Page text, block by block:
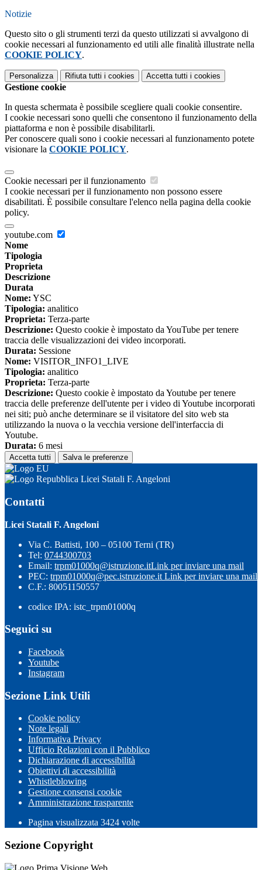
Notizie
Questo sito o gli strumenti terzi da questo utilizzati si avvalgono di
cookie necessari al funzionamento ed utili alle finalità illustrate nella
COOKIE POLICY.
Personalizza Rifiuta tutti i cookies Accetta tutti i cookies
Gestione cookie
In questa schermata è possibile scegliere quali cookie consentire.
I cookie necessari sono quelli che consentono il funzionamento della
piattaforma e non è possibile disabilitarli.
Per conoscere quali sono i cookie necessari al funzionamento potete
visionare la COOKIE POLICY.
Cookie necessari per il funzionamento
I cookie necessari per il funzionamento non possono essere
disabilitati. È possibile consultare l'elenco nella pagina della cookie
policy.
youtube.com
Nome
Tipologia
Proprieta
Descrizione
Durata
Nome: YSC
Tipologia: analitico
Proprieta: Terza-parte
Descrizione: Questo cookie è impostato da YouTube per tenere
traccia delle visualizzazioni dei video incorporati.
Durata: Sessione
Nome: VISITOR_INFO1_LIVE
Tipologia: analitico
Proprieta: Terza-parte
Descrizione: Questo cookie è impostato da Youtube per tenere
traccia delle preferenze dell'utente per i video di Youtube incorporati
nei siti; può anche determinare se il visitatore del sito web sta
utilizzando la nuova o la vecchia versione dell'interfaccia di
Youtube.
Durata: 6 mesi
Accetta tutti Salva le preferenze
Licei Statali F. Angeloni
Contatti
Licei Statali F. Angeloni
Via C. Battisti, 100 – 05100 Terni (TR)
Tel: 0744300703
Email: trpm01000q@istruzione.itLink per inviare una mail
PEC: trpm01000q@pec.istruzione.it Link per inviare una mail
C.F.: 80051150557
codice IPA: istc_trpm01000q
Seguici su
Facebook
Youtube
Instagram
Sezione Link Utili
Cookie policy
Note legali
Informativa Privacy
Ufficio Relazioni con il Pubblico
Dichiarazione di accessibilità
Obiettivi di accessibilità
Whistleblowing
Gestione consensi cookie
Amministrazione trasparente
Pagina visualizzata 3424 volte
Sezione Copyright